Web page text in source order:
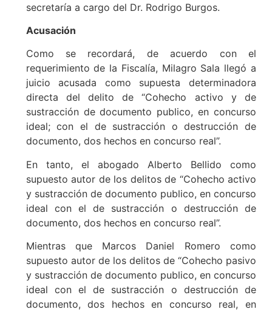
secretaría a cargo del Dr. Rodrigo Burgos.
Acusación
Como se recordará, de acuerdo con el
requerimiento de la Fiscalía, Milagro Sala llegó a
juicio acusada como supuesta determinadora
directa del delito de “Cohecho activo y de
sustracción de documento publico, en concurso
ideal; con el de sustracción o destrucción de
documento, dos hechos en concurso real”.
En tanto, el abogado Alberto Bellido como
supuesto autor de los delitos de “Cohecho activo
y sustracción de documento publico, en concurso
ideal con el de sustracción o destrucción de
documento, dos hechos en concurso real”.
Mientras que Marcos Daniel Romero como
supuesto autor de los delitos de “Cohecho pasivo
y sustracción de documento publico, en concurso
ideal con el de sustracción o destrucción de
documento, dos hechos en concurso real, en